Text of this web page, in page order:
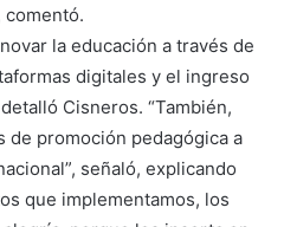
comentó.
la educación a través de
digitales y el ingreso
Cisneros. “También,
de promoción pedagógica a
señaló, explicando
que implementamos, los